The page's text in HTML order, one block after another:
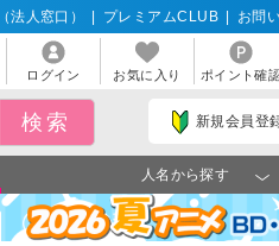
法人窓口） プレミアムCLUB お問
ログイン お気に入り ポイント確
新規会員登
人名から探す